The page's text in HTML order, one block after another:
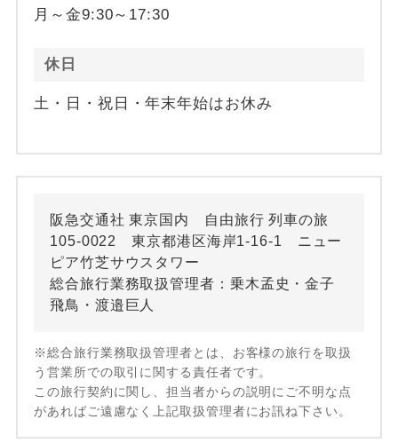
月～金9:30～17:30
休日
土・日・祝日・年末年始はお休み
阪急交通社 東京国内 自由旅行 列車の旅
105-0022 東京都港区海岸1-16-1 ニュー
ピア竹芝サウスタワー
総合旅行業務取扱管理者：乗木孟史・金子
飛鳥・渡邉巨人
※総合旅行業務取扱管理者とは、お客様の旅行を取扱
う営業所での取引に関する責任者です。
この旅行契約に関し、担当者からの説明にご不明な点
があればご遠慮なく上記取扱管理者にお訊ね下さい。